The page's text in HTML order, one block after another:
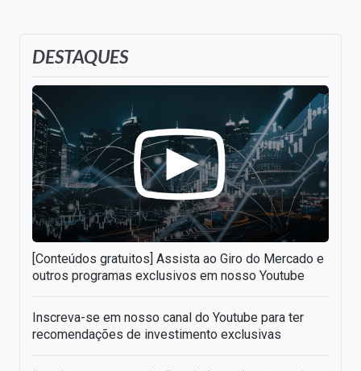
DESTAQUES
[Conteúdos gratuitos] Assista ao Giro do Mercado e
outros programas exclusivos em nosso Youtube
Inscreva-se em nosso canal do Youtube para ter
recomendações de investimento exclusivas